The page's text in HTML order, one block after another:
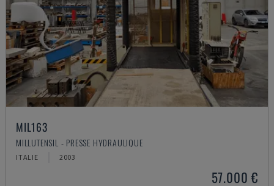
MIL163
MILLUTENSIL - PRESSE HYDRAULIQUE
ITALIE 2003
57.000 €